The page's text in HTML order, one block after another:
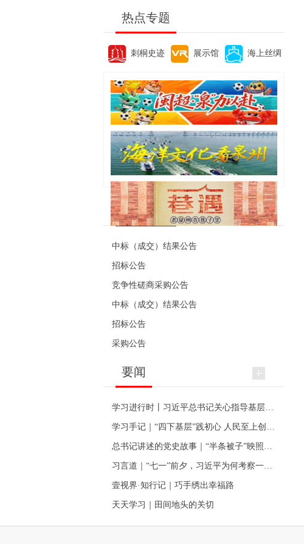
热点专题
刺桐史迹 展示馆 海上丝绸
便民资讯
中标（成交）结果公告
招标公告
竞争性磋商采购公告
中标（成交）结果公告
招标公告
采购公告
要闻
壹视界·知行记｜巧手绣出幸福路
天天学习｜田间地头的关切